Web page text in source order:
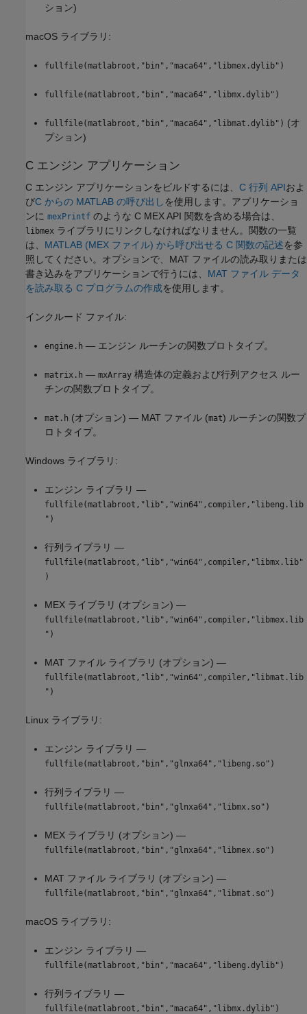
ション)
macOS ライブラリ:
fullfile(matlabroot,"bin","maca64","libmex.dylib")
fullfile(matlabroot,"bin","maca64","libmx.dylib")
fullfile(matlabroot,"bin","maca64","libmat.dylib") (オ
プション)
C エンジン アプリケーション
C エンジン アプリケーションをビルドするには、 C 行列 APIおよ
びC からの MATLAB の呼び出し を使用します。アプリケーショ
ンに mexPrintf のような C MEX API 関数を含める場合は、
libmex ライブラリにリンクしなければなりません。関数の一覧
は、 MATLAB (MEX ファイル) から呼び出せる C 関数の記述を参
照してください。オプションで、MAT ファイルの読み取りまたは
書き込みをアプリケーションで行うには、 MAT ファイル データ
を読み取る C プログラムの作成を使用します。
インクルード ファイル:
engine.h — エンジン ルーチンの関数プロトタイプ。
matrix.h — mxArray 構造体の定義および行列アクセス ルー
チンの関数プロトタイプ。
mat.h (オプション) — MAT ファイル (mat) ルーチンの関数プ
ロトタイプ。
Windows ライブラリ:
エンジン ライブラリ —
fullfile(matlabroot,"lib","win64",compiler,"libeng.lib
")
行列ライブラリ —
fullfile(matlabroot,"lib","win64",compiler,"libmx.lib"
)
MEX ライブラリ (オプション) —
fullfile(matlabroot,"lib","win64",compiler,"libmex.lib
")
MAT ファイル ライブラリ (オプション) —
fullfile(matlabroot,"lib","win64",compiler,"libmat.lib
")
Linux ライブラリ:
エンジン ライブラリ —
fullfile(matlabroot,"bin","glnxa64","libeng.so")
行列ライブラリ —
fullfile(matlabroot,"bin","glnxa64","libmx.so")
MEX ライブラリ (オプション) —
fullfile(matlabroot,"bin","glnxa64","libmex.so")
MAT ファイル ライブラリ (オプション) —
fullfile(matlabroot,"bin","glnxa64","libmat.so")
macOS ライブラリ:
エンジン ライブラリ —
fullfile(matlabroot,"bin","maca64","libeng.dylib")
行列ライブラリ —
fullfile(matlabroot,"bin","maca64","libmx.dylib")